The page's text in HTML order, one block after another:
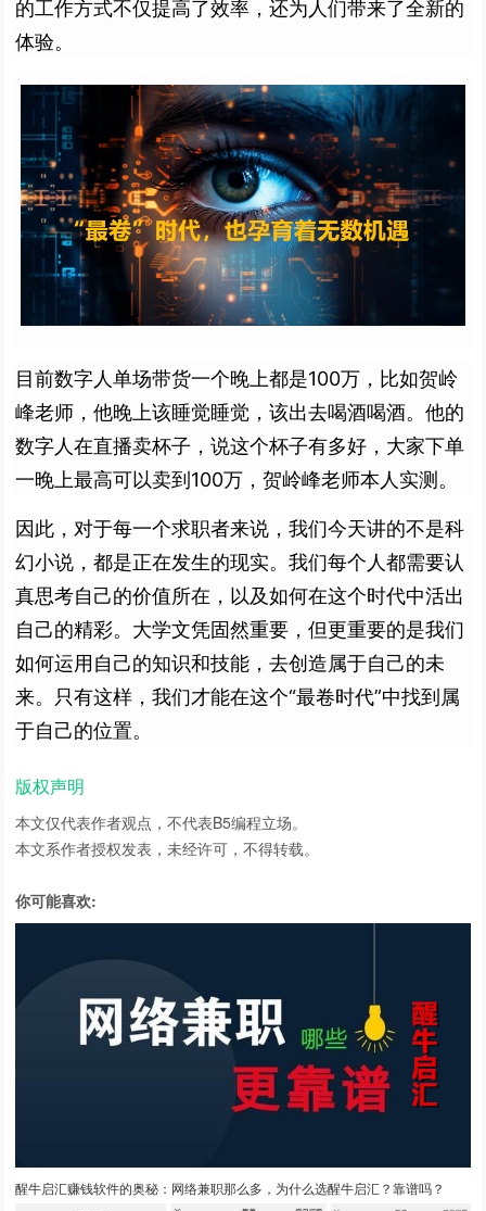
的工作方式不仅提高了效率，还为人们带来了全新的
体验。
目前数字人单场带货一个晚上都是100万，比如贺岭
峰老师，他晚上该睡觉睡觉，该出去喝酒喝酒。他的
数字人在直播卖杯子，说这个杯子有多好，大家下单
一晚上最高可以卖到100万，贺岭峰老师本人实测。
因此，对于每一个求职者来说，我们今天讲的不是科
幻小说，都是正在发生的现实。我们每个人都需要认
真思考自己的价值所在，以及如何在这个时代中活出
自己的精彩。大学文凭固然重要，但更重要的是我们
如何运用自己的知识和技能，去创造属于自己的未
来。只有这样，我们才能在这个“最卷时代”中找到属
于自己的位置。
版权声明
本文仅代表作者观点，不代表B5编程立场。
本文系作者授权发表，未经许可，不得转载。
你可能喜欢:
醒牛启汇赚钱软件的奥秘：网络兼职那么多，为什么选醒牛启汇？靠谱吗？